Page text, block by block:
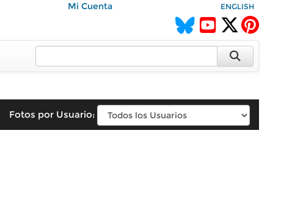
Mi Cuenta ENGLISH
Fotos por Usuario: